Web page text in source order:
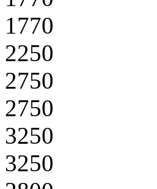
1770
2250
2750
2750
3250
3250